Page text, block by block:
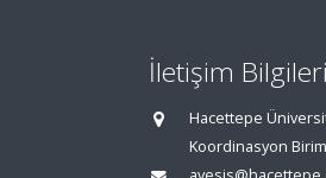
İletişim Bilgileri
Hacettepe
Koordinasyon